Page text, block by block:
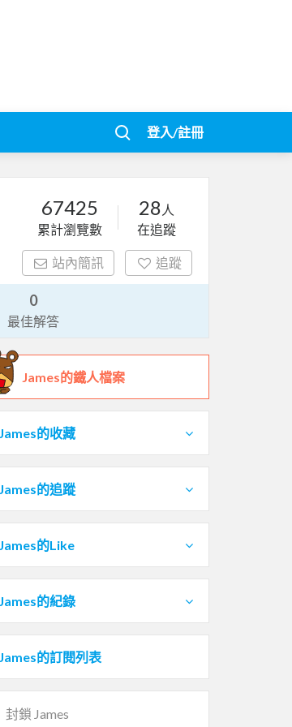
登入/註冊
67425
累計瀏覽數
28 人
在追蹤
站內簡訊 追蹤
0
最佳解答
James的鐵人檔案
James的收藏
James的追蹤
James的Like
James的紀錄
James的訂閱列表
封鎖 James